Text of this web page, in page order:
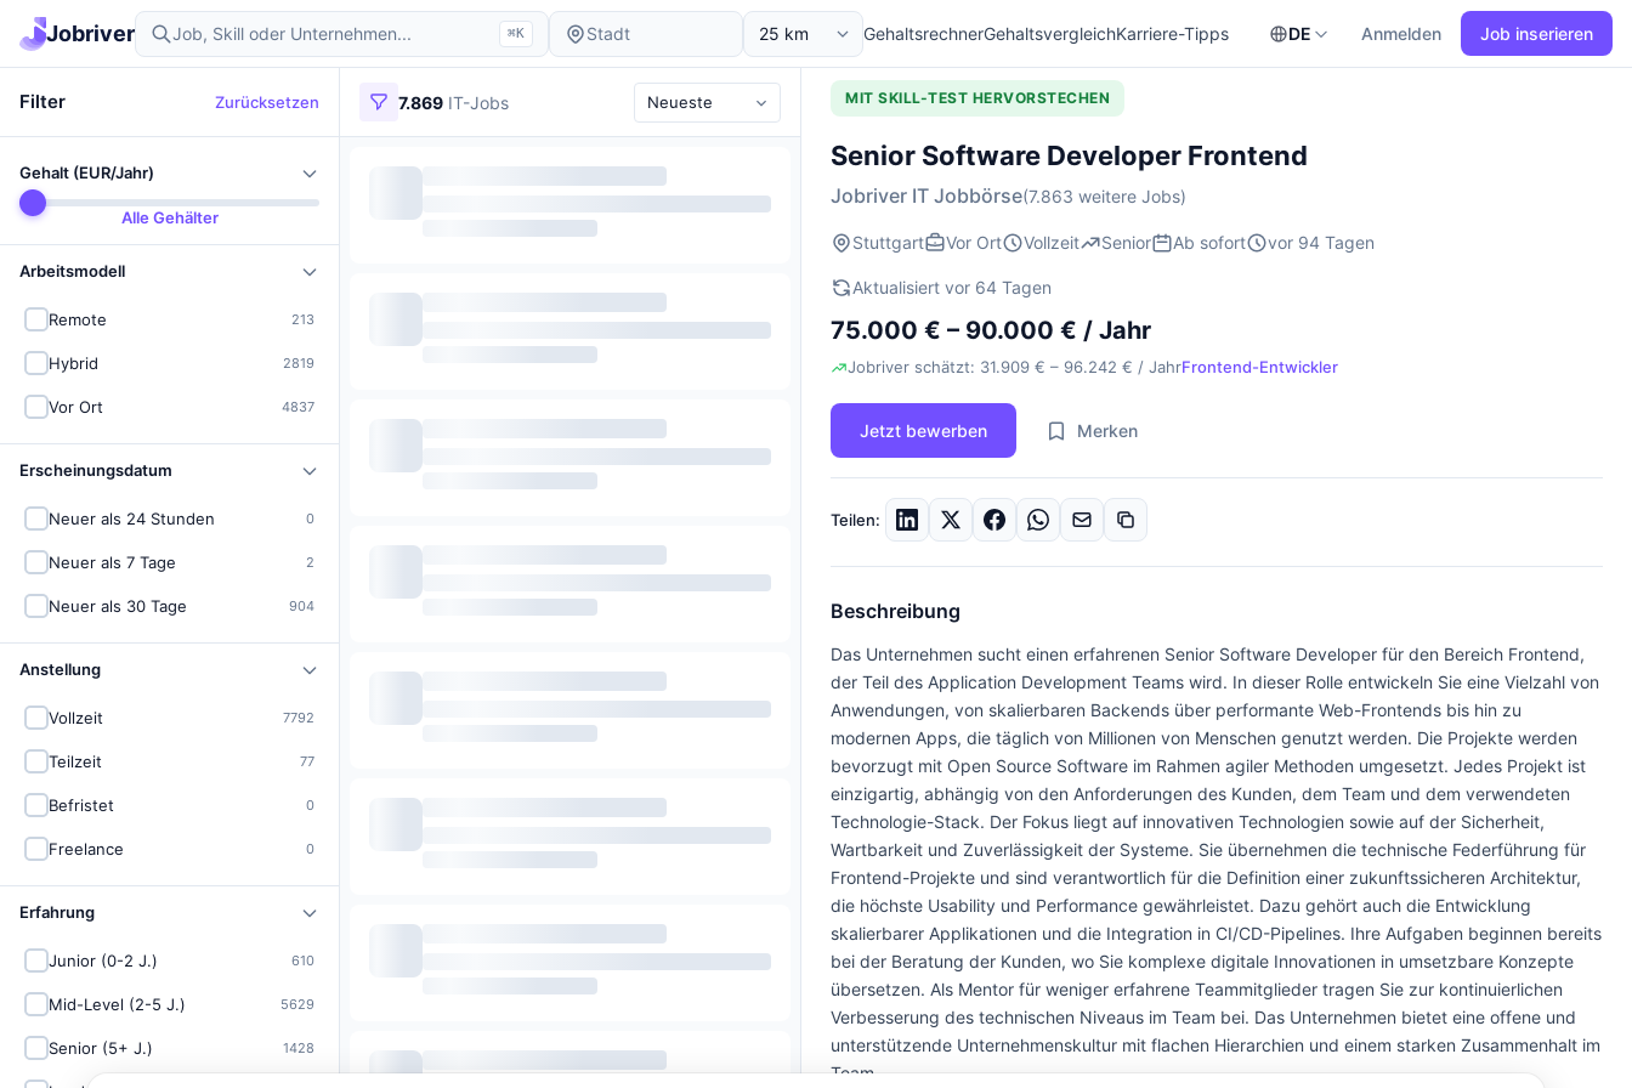
Jobriver ⌘K GehaltsrechnerGehaltsvergleichKarriere-Tipps DE Anmelden Job inserieren
Filter Zurücksetzen
Gehalt (EUR/Jahr)
Alle Gehälter
Arbeitsmodell
Remote 213
Hybrid 2819
Vor Ort 4837
Erscheinungsdatum
Neuer als 24 Stunden 0
Neuer als 7 Tage 2
Neuer als 30 Tage 904
Anstellung
Vollzeit 7792
Teilzeit 77
Befristet 0
Freelance 0
Erfahrung
Junior (0-2 J.) 610
Mid-Level (2-5 J.) 5629
Senior (5+ J.) 1428
7.869 IT-Jobs MIT SKILL-TEST HERVORSTECHEN
Senior Software Developer Frontend
Jobriver IT Jobbörse(7.863 weitere Jobs)
Stuttgart Vor Ort Vollzeit Senior Ab sofort vor 94 Tagen
Aktualisiert vor 64 Tagen
75.000 € – 90.000 € / Jahr
Jobriver schätzt: 31.909 € – 96.242 € / JahrFrontend-Entwickler
Jetzt bewerben Merken
Teilen:
Beschreibung
Das Unternehmen sucht einen erfahrenen Senior Software Developer für den Bereich Frontend,
der Teil des Application Development Teams wird. In dieser Rolle entwickeln Sie eine Vielzahl von
Anwendungen, von skalierbaren Backends über performante Web-Frontends bis hin zu
modernen Apps, die täglich von Millionen von Menschen genutzt werden. Die Projekte werden
bevorzugt mit Open Source Software im Rahmen agiler Methoden umgesetzt. Jedes Projekt ist
einzigartig, abhängig von den Anforderungen des Kunden, dem Team und dem verwendeten
Technologie-Stack. Der Fokus liegt auf innovativen Technologien sowie auf der Sicherheit,
Wartbarkeit und Zuverlässigkeit der Systeme. Sie übernehmen die technische Federführung für
Frontend-Projekte und sind verantwortlich für die Definition einer zukunftssicheren Architektur,
die höchste Usability und Performance gewährleistet. Dazu gehört auch die Entwicklung
skalierbarer Applikationen und die Integration in CI/CD-Pipelines. Ihre Aufgaben beginnen bereits
bei der Beratung der Kunden, wo Sie komplexe digitale Innovationen in umsetzbare Konzepte
übersetzen. Als Mentor für weniger erfahrene Teammitglieder tragen Sie zur kontinuierlichen
Verbesserung des technischen Niveaus im Team bei. Das Unternehmen bietet eine offene und
unterstützende Unternehmenskultur mit flachen Hierarchien und einem starken Zusammenhalt im
Team.